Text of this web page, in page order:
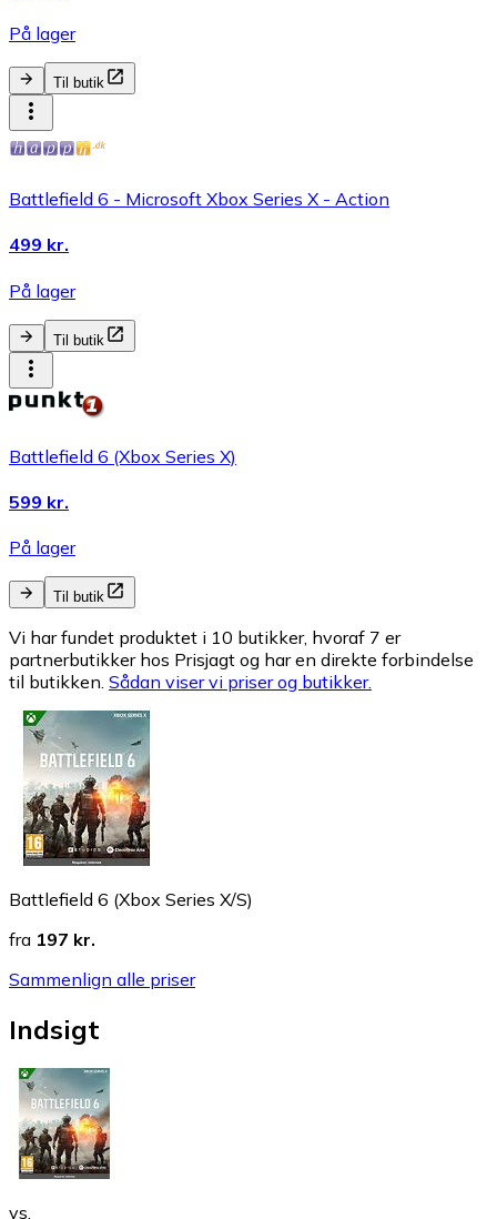
På lager
Til butik
Battlefield 6 - Microsoft Xbox Series X - Action
499 kr.
På lager
Til butik
Battlefield 6 (Xbox Series X)
599 kr.
På lager
Til butik
Vi har fundet produktet i 10 butikker, hvoraf 7 er
partnerbutikker hos Prisjagt og har en direkte forbindelse
til butikken. Sådan viser vi priser og butikker.
Battlefield 6 (Xbox Series X/S)
fra 197 kr.
Sammenlign alle priser
Indsigt
vs.